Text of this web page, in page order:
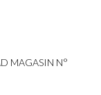
MAGASIN N°